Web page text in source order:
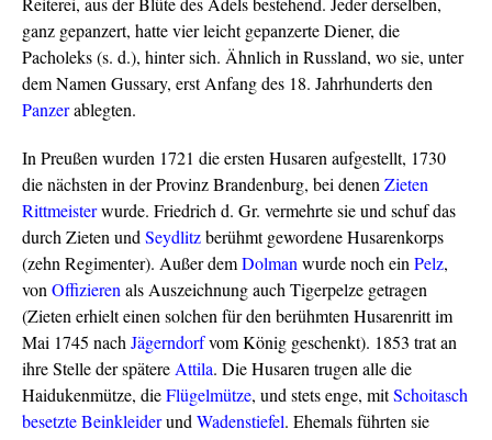
ganz gepanzert, hatte vier leicht gepanzerte Diener, die
Pacholeks (s. d.), hinter sich. Ähnlich in Russland, wo sie, unter
dem Namen Gussary, erst Anfang des 18. Jahrhunderts den
Panzerablegten.
In Preußen wurden 1721 die ersten Husaren aufgestellt, 1730
die nächsten in der Provinz Brandenburg, bei denen Zieten
Rittmeisterwurde. Friedrich d. Gr. vermehrte sie und schuf das
durch Zieten und Seydlitzberühmt gewordene Husarenkorps
(zehn Regimenter). Außer demDolman wurde noch ein Pelz,
von Offizieren als Auszeichnung auch Tigerpelze getragen
(Zieten erhielt einen solchen für den berühmten Husarenritt im
Mai 1745 nach Jägerndorfvom König geschenkt). 1853 trat an
ihre Stelle der spätere Attila. Die Husaren trugen alle die
Haidukenmütze, dieFlügelmütze, und stets enge, mitSchoitasch
besetzteBeinkleiderund Wadenstiefel. Ehemals führten sie